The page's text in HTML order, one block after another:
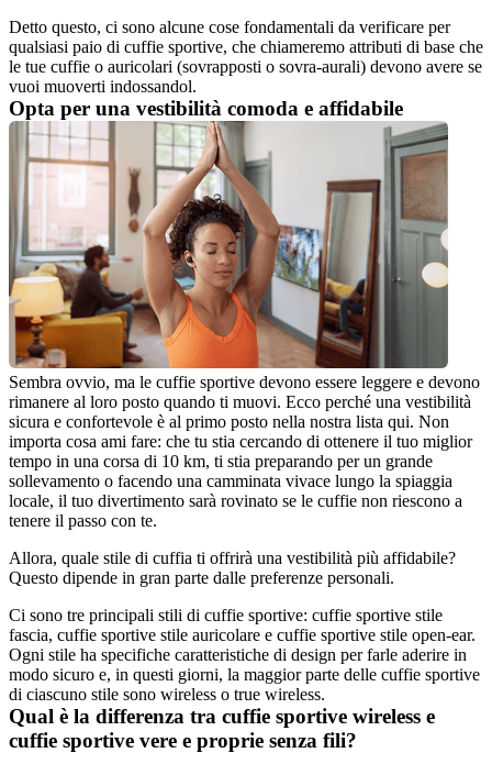
Detto questo, ci sono alcune cose fondamentali da verificare per
qualsiasi paio di cuffie sportive, che chiameremo attributi di base che
le tue cuffie o auricolari (sovrapposti o sovra-aurali) devono avere se
vuoi muoverti indossandol.
Opta per una vestibilità comoda e affidabile
Sembra ovvio, ma le cuffie sportive devono essere leggere e devono
rimanere al loro posto quando ti muovi. Ecco perché una vestibilità
sicura e confortevole è al primo posto nella nostra lista qui. Non
importa cosa ami fare: che tu stia cercando di ottenere il tuo miglior
tempo in una corsa di 10 km, ti stia preparando per un grande
sollevamento o facendo una camminata vivace lungo la spiaggia
locale, il tuo divertimento sarà rovinato se le cuffie non riescono a
tenere il passo con te.
Allora, quale stile di cuffia ti offrirà una vestibilità più affidabile?
Questo dipende in gran parte dalle preferenze personali.
Ci sono tre principali stili di cuffie sportive: cuffie sportive stile
fascia, cuffie sportive stile auricolare e cuffie sportive stile open-ear.
Ogni stile ha specifiche caratteristiche di design per farle aderire in
modo sicuro e, in questi giorni, la maggior parte delle cuffie sportive
di ciascuno stile sono wireless o true wireless.
Qual è la differenza tra cuffie sportive wireless e
cuffie sportive vere e proprie senza fili?